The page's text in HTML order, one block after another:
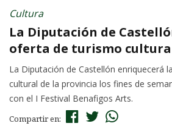
Cultura
La Diputación de
oferta de turismo
La Diputación de Castellón enriquecerá
cultural de la provincia los fines de
con el I Festival Benafigos Arts.
Compartir en: